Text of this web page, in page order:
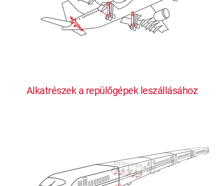
Alkatrészek a repülőgépek leszállásához